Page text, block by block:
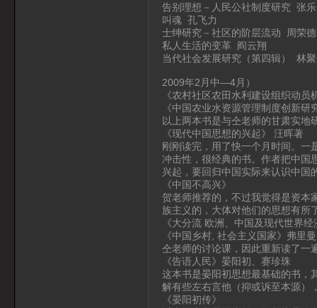
告别理想－人民公社制度研究 张
叫魂 孔飞力
士绅研究－社区的阶层流动 周荣德
私人生活的变革 阎云翔
当代社会发展研究（第四辑） 林
2009年2月中—4月）
《农村社区农田水利建设组织动员
《中国农业水资源管理制度创新
以上两本书是与仝老师的甘肃实
《现代中国思想的兴起》 汪晖著
刚刚读完，用了快一个月时间。一
冲击性，很经典的书。作者把中国
兴起，要回归中国实际来认识中国
《中国不高兴》
贺老师推荐的，不过我觉得是资本
族主义的，大体对他们的思想有所
《大分流 欧洲、中国及现代世界
《中国乡村, 社会主义国家》弗里
仝老师的讨论课，因此重新读了一
《告语人民》晏阳初、赛珍珠
这本书是晏阳初思想最基础的书，
解有些左右言他（抑或诉至本源）
《晏阳初传》